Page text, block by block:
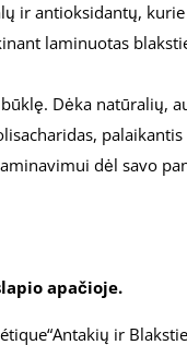
ir antioksidantų,
laminuotas
Dėka natūralių,
dėl savo
apačioje.
ir